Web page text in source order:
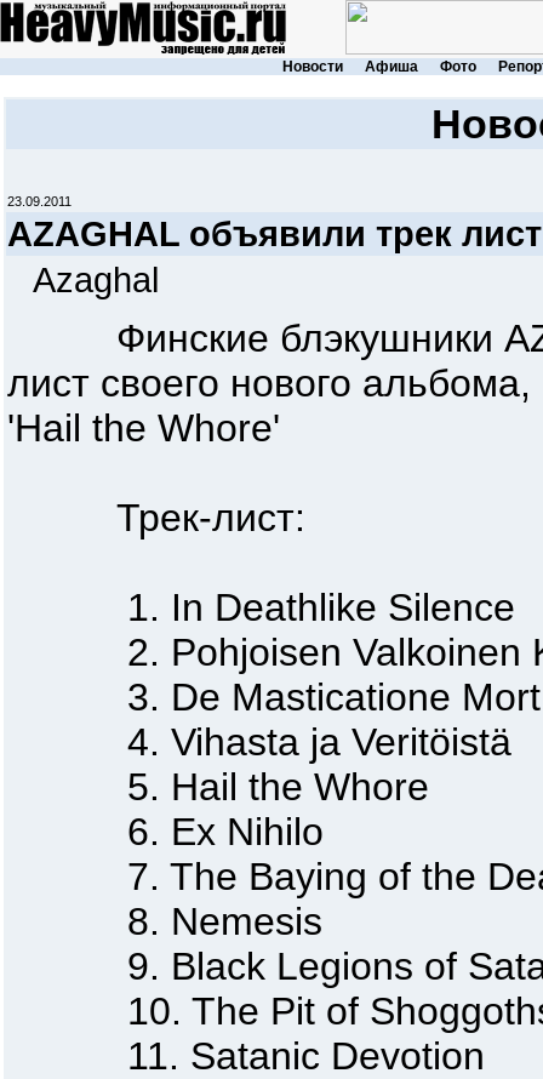
Новости Афиша Фото
23.09.2011
AZAGHAL объявили трек
Azaghal
Финские блэкушники
лист своего нового
'Hail the Whore'
Трек-лист:
1. In Deathlike Silence
2. Pohjoisen Valkoinen
3. De Masticatione
4. Vihasta ja Veritöistä
5. Hail the Whore
6. Ex Nihilo
7. The Baying of the
8. Nemesis
9. Black Legions of
10. The Pit of
11. Satanic Devotion